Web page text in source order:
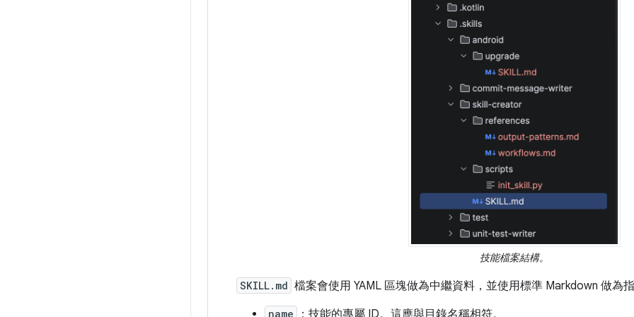
技能檔案結構。
SKILL.md 檔案會使用 YAML 區塊做為中繼資料，並使用標準 Markdown 做為
name